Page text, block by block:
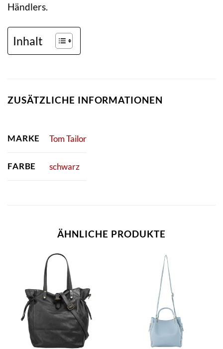
Händlers.
Inhalt
ZUSÄTZLICHE INFORMATIONEN
MARKE Tom Tailor
FARBE schwarz
ÄHNLICHE PRODUKTE